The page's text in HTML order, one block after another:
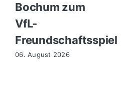
Bochum zum
VfL-
Freundschaftsspiel
06. August 2026